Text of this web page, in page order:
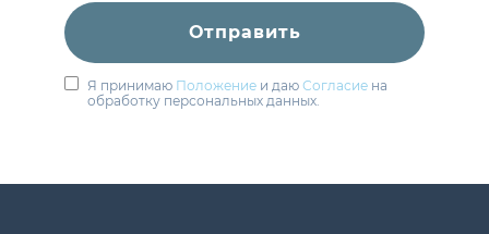
Отправить
Я принимаю Положение и даю Согласие на
обработку персональных данных.